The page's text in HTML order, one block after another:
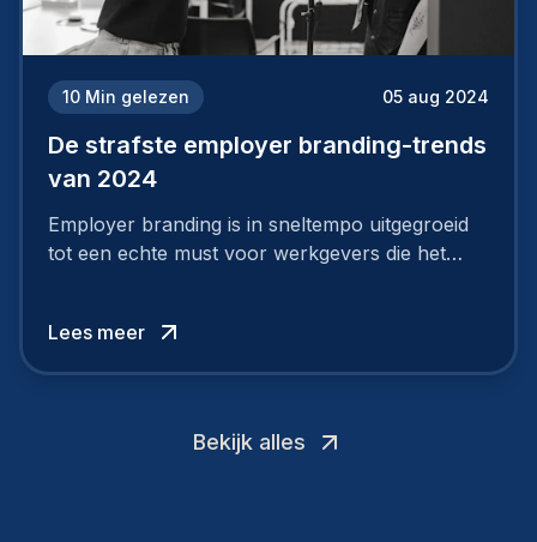
10 Min gelezen 05 aug 2024
De strafste employer branding-trends
van 2024
Employer branding is in sneltempo uitgegroeid
tot een echte must voor werkgevers die het
Lees meer
Bekijk alles